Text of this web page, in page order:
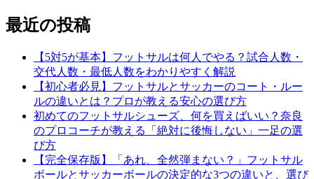
最近の投稿
【5対5が基本】フットサルは何人でやる？試合人数・
交代人数・最低人数をわかりやすく解説
【初心者必見】フットサルとサッカーのコート・ルー
ルの違いとは？プロが教える安心の選び方
初めてのフットサルシューズ、何を買えばいい？奈良
のプロコーチが教える「絶対に後悔しない」一足の選
び方
【完全保存版】「あれ、全然弾まない？」フットサル
ボールとサッカーボールの決定的な3つの違いと、選び